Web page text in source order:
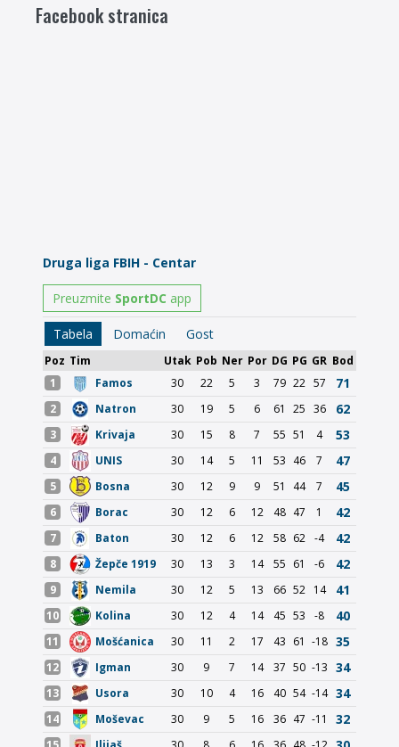
Facebook stranica